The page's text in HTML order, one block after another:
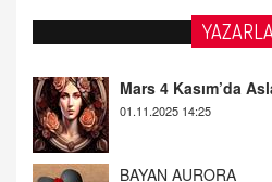
PEARL SİRİUS
Mars 4 Kasım’da
5.1.2025 12:23